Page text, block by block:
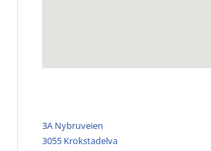
3A Nybruveien
3055 Krokstadelva